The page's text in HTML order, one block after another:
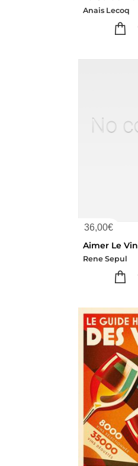
Anais Lecoq
36,00€
Aimer Le Vin
Rene Sepul